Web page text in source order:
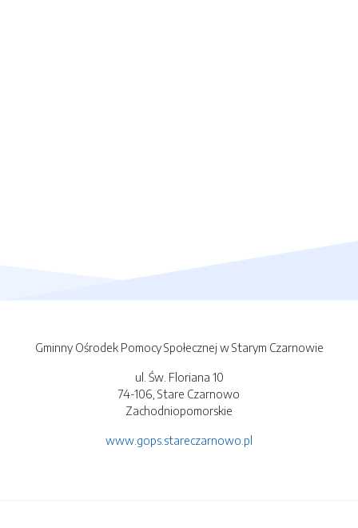
Gminny Ośrodek Pomocy Społecznej w Starym Czarnowie
ul. Św. Floriana 10
74-106, Stare Czarnowo
Zachodniopomorskie
www.gops.stareczarnowo.pl